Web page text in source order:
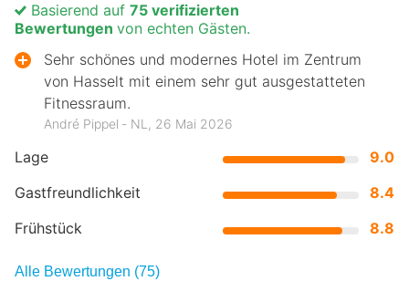
Lage
9.0
Gastfreundlichkeit
8.4
Frühstück
8.8
Basierend auf 75 verifizierten
Bewertungen von echten Gästen.
Sehr schönes und modernes Hotel im Zentrum
von Hasselt mit einem sehr gut ausgestatteten
Fitnessraum.
André Pippel ‐ NL, 26 Mai 2026
Alle Bewertungen (75)